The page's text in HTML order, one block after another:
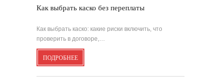
Как выбрать каско без переплаты
Как выбрать каско: какие риски включить, что
проверить в договоре,…
ПОДРОБНЕЕ